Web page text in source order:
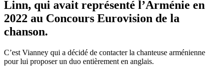
Linn, qui avait représenté l’Arménie en
2022 au Concours Eurovision de la
chanson.
C’est Vianney qui a décidé de contacter la chanteuse arménienne
pour lui proposer un duo entièrement en anglais.